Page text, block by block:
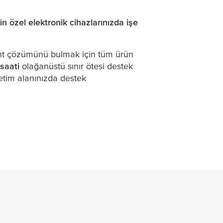
özel elektronik cihazlarınızda işe
çözümünü bulmak için tüm ürün
olağanüstü sınır ötesi destek
alanınızda destek